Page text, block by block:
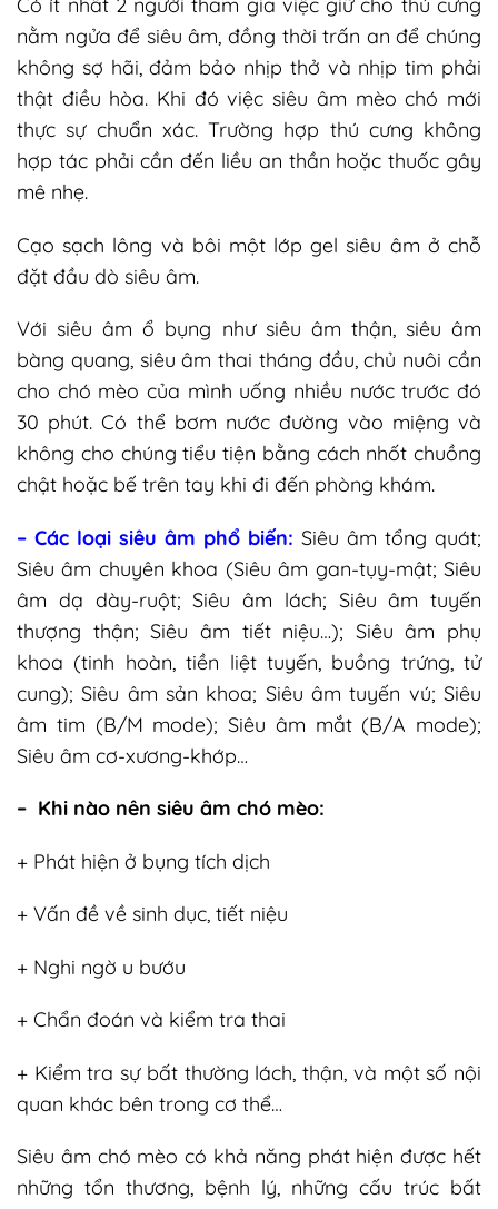
Có ít nhất 2 người tham gia việc giữ cho thú cưng
nằm ngửa để siêu âm, đồng thời trấn an để chúng
không sợ hãi, đảm bảo nhịp thở và nhịp tim phải
thật điều hòa. Khi đó việc siêu âm mèo chó mới
thực sự chuẩn xác. Trường hợp thú cưng không
hợp tác phải cần đến liều an thần hoặc thuốc gây
mê nhẹ.
Cạo sạch lông và bôi một lớp gel siêu âm ở chỗ
đặt đầu dò siêu âm.
Với siêu âm ổ bụng như siêu âm thận, siêu âm
bàng quang, siêu âm thai tháng đầu, chủ nuôi cần
cho chó mèo của mình uống nhiều nước trước đó
30 phút. Có thể bơm nước đường vào miệng và
không cho chúng tiểu tiện bằng cách nhốt chuồng
chật hoặc bế trên tay khi đi đến phòng khám.
– Các loại siêu âm phổ biến: Siêu âm tổng quát;
Siêu âm chuyên khoa (Siêu âm gan-tụy-mật; Siêu
âm dạ dày-ruột; Siêu âm lách; Siêu âm tuyến
thượng thận; Siêu âm tiết niệu…); Siêu âm phụ
khoa (tinh hoàn, tiền liệt tuyến, buồng trứng, tử
cung); Siêu âm sản khoa; Siêu âm tuyến vú; Siêu
âm tim (B/M mode); Siêu âm mắt (B/A mode);
Siêu âm cơ-xương-khớp…
– Khi nào nên siêu âm chó mèo:
+ Phát hiện ở bụng tích dịch
+ Vấn đề về sinh dục, tiết niệu
+ Nghi ngờ u bướu
+ Chẩn đoán và kiểm tra thai
+ Kiểm tra sự bất thường lách, thận, và một số nội
quan khác bên trong cơ thể…
Siêu âm chó mèo có khả năng phát hiện được hết
những tổn thương, bệnh lý, những cấu trúc bất